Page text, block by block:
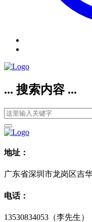
... 搜索内容 ...
地址：
广东省深圳市龙岗区吉
电话：
13530834053（李先生）